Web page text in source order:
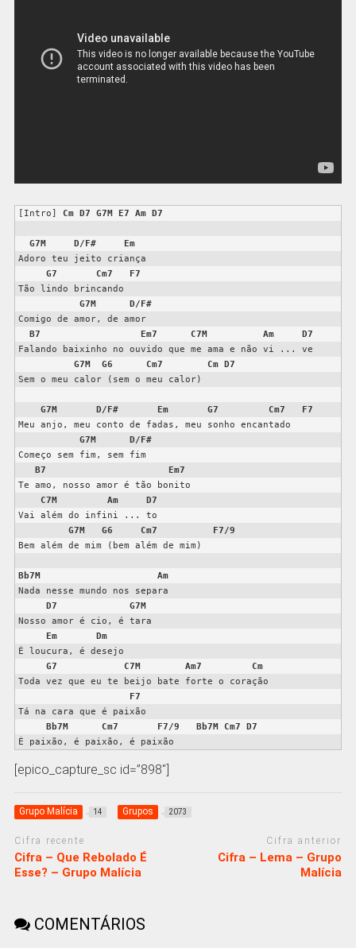
[Intro] Cm D7 G7M E7 Am D7
G7M D/F#
Em
Adoro teu jeito criança
G7
Cm7
F7
Tão lindo brincando
G7M
D/F#
Comigo de amor, de amor
B7
Em7 C7M Am
D7
Falando baixinho no ouvido que me ama e não vi ... ve
G7M
G6 Cm7 Cm D7
Sem o meu calor (sem o meu calor)
G7M D/F# Em G7 Cm7
F7
Meu anjo, meu conto de fadas, meu sonho encantado
G7M
D/F#
Começo sem fim, sem fim
B7
Em7
Te amo, nosso amor é tão bonito
C7M
Am
D7
Vai além do infini ... to
G7M
G6 Cm7
F7/9
Bem além de mim (bem além de mim)
Bb7M
Am
Nada nesse mundo nos separa
D7
G7M
Nosso amor é cio, é tara
Em
Dm
É loucura, é desejo
G7
C7M Am7
Cm
Toda vez que eu te beijo bate forte o coração
F7
Tá na cara que é paixão
Bb7M
Cm7 F7/9 Bb7M Cm7
D7
É paixão, é paixão, é paixão
[epico_capture_sc id=”898″]
Grupo Malícia 14 Grupos 2073
Cifra recente
Cifra – Que Rebolado É
Esse? – Grupo Malícia
Cifra anterior
Cifra – Lema – Grupo
Malícia
COMENTÁRIOS